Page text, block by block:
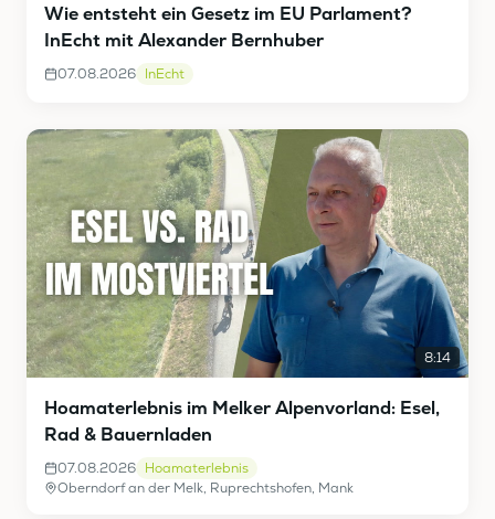
Wie entsteht ein Gesetz im EU Parlament?
InEcht mit Alexander Bernhuber
07.08.2026 InEcht
8:14
Hoamaterlebnis im Melker Alpenvorland: Esel,
Rad & Bauernladen
07.08.2026 Hoamaterlebnis
Oberndorf an der Melk, Ruprechtshofen, Mank